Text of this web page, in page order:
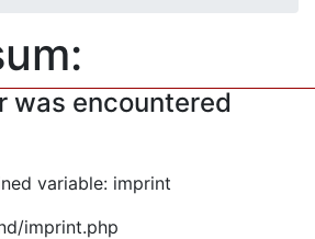
was encountered
variable: imprint
imprint.php